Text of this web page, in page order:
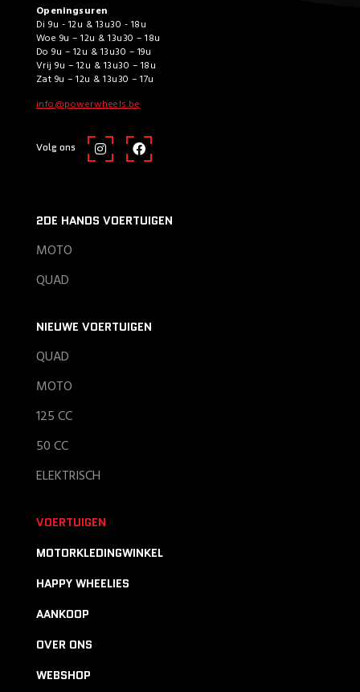
Openingsuren
Di 9u - 12u & 13u30 - 18u
Woe 9u – 12u & 13u30 – 18u
Do 9u – 12u & 13u30 – 19u
Vrij 9u – 12u & 13u30 – 18u
Zat 9u – 12u & 13u30 – 17u
info@powerwheels.be
Volg ons
2DE HANDS VOERTUIGEN
MOTO
QUAD
NIEUWE VOERTUIGEN
QUAD
MOTO
125 CC
50 CC
ELEKTRISCH
VOERTUIGEN
MOTORKLEDINGWINKEL
HAPPY WHEELIES
AANKOOP
OVER ONS
WEBSHOP